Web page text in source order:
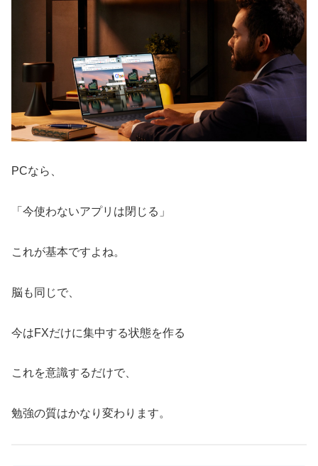
PCなら、
「今使わないアプリは閉じる」
これが基本ですよね。
脳も同じで、
今はFXだけに集中する状態を作る
これを意識するだけで、
勉強の質はかなり変わります。